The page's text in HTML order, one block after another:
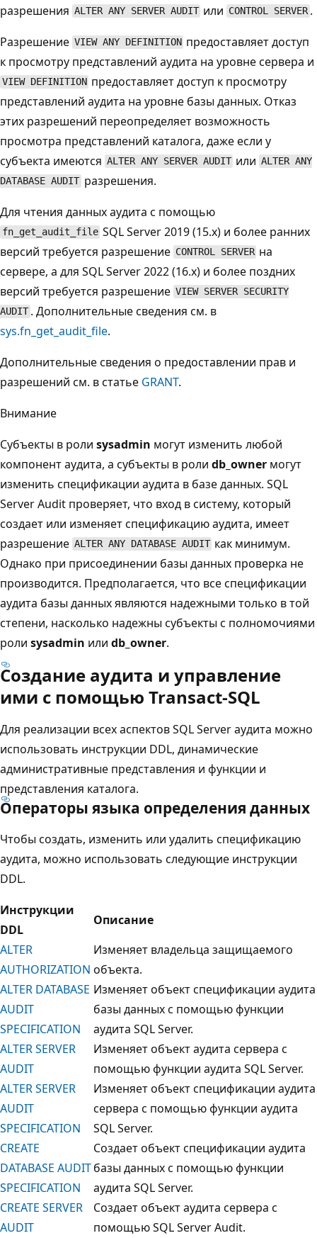
разрешения ALTER ANY SERVER AUDIT или CONTROL SERVER .
Разрешение VIEW ANY DEFINITION предоставляет доступ
к просмотру представлений аудита на уровне сервера и
VIEW DEFINITION предоставляет доступ к просмотру
представлений аудита на уровне базы данных. Отказ
этих разрешений переопределяет возможность
просмотра представлений каталога, даже если у
субъекта имеются ALTER ANY SERVER AUDIT или ALTER ANY
DATABASE AUDIT разрешения.
Для чтения данных аудита с помощью
fn_get_audit_file SQL Server 2019 (15.x) и более ранних
версий требуется разрешение CONTROL SERVER на
сервере, а для SQL Server 2022 (16.x) и более поздних
версий требуется разрешение VIEW SERVER SECURITY
AUDIT . Дополнительные сведения см. в
sys.fn_get_audit_file.
Дополнительные сведения о предоставлении прав и
разрешений см. в статье GRANT.
Внимание
Субъекты в роли sysadmin могут изменить любой
компонент аудита, а субъекты в роли db_owner могут
изменить спецификации аудита в базе данных. SQL
Server Audit проверяет, что вход в систему, который
создает или изменяет спецификацию аудита, имеет
разрешение ALTER ANY DATABASE AUDIT как минимум.
Однако при присоединении базы данных проверка не
производится. Предполагается, что все спецификации
аудита базы данных являются надежными только в той
степени, насколько надежны субъекты с полномочиями
роли sysadmin или db_owner.
Создание аудита и управление
ими с помощью Transact-SQL
Для реализации всех аспектов SQL Server аудита можно
использовать инструкции DDL, динамические
административные представления и функции и
представления каталога.
Операторы языка определения данных
Чтобы создать, изменить или удалить спецификацию
аудита, можно использовать следующие инструкции
DDL.
Инструкции
DDL
Описание
ALTER
AUTHORIZATION
Изменяет владельца защищаемого
объекта.
ALTER DATABASE
AUDIT
SPECIFICATION
Изменяет объект спецификации аудита
базы данных с помощью функции
аудита SQL Server.
ALTER SERVER
AUDIT
Изменяет объект аудита сервера с
помощью функции аудита SQL Server.
ALTER SERVER
AUDIT
SPECIFICATION
Изменяет объект спецификации аудита
сервера с помощью функции аудита
SQL Server.
CREATE
DATABASE AUDIT
SPECIFICATION
Создает объект спецификации аудита
базы данных с помощью функции
аудита SQL Server.
CREATE SERVER
AUDIT
Создает объект аудита сервера с
помощью SQL Server Audit.